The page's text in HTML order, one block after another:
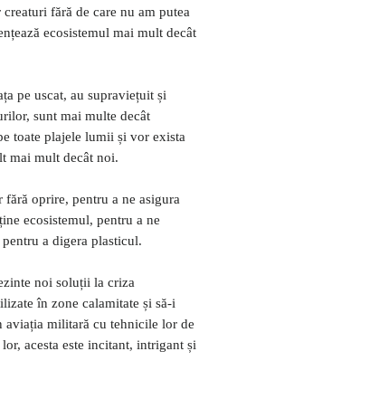
fără de care nu am putea
ecosistemul mai mult decât
pe uscat, au supraviețuit și
sunt mai multe decât
toate plajele lumii și vor exista
mai mult decât noi.
oprire, pentru a ne asigura
ecosistemul, pentru a ne
a digera plasticul.
noi soluții la criza
în zone calamitate și să-i
militară cu tehnicile lor de
acesta este incitant, intrigant și